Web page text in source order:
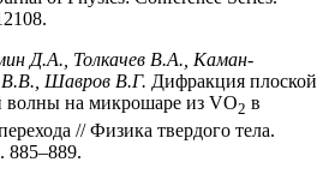
Д.А., Толкачев В.А., Каман-
Шавров В.Г. Дифракция плоской
волны на микрошаре из VO2 в
// Физика твердого тела.
885–889.